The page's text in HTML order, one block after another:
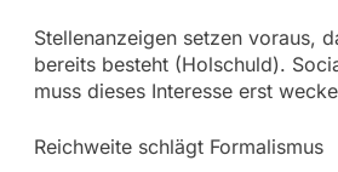
Stellenanzeigen setzen voraus,
bereits besteht (Holschuld).
muss dieses Interesse erst
Reichweite schlägt Formalismus